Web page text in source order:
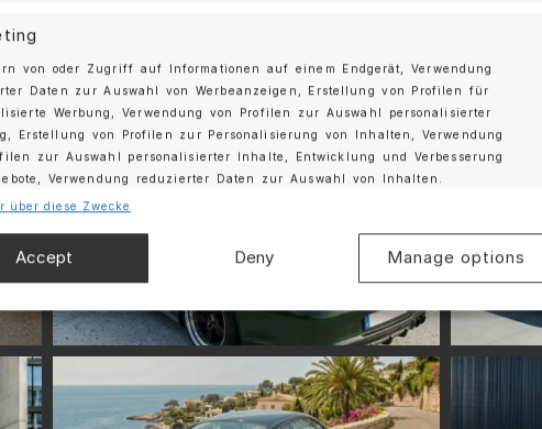
von oder Zugriff auf Informationen auf einem Endgerät, Verwendung
Daten zur Auswahl von Werbeanzeigen, Erstellung von Profilen für
Werbung, Verwendung von Profilen zur Auswahl personalisierter
Erstellung von Profilen zur Personalisierung von Inhalten, Verwendung
zur Auswahl personalisierter Inhalte, Entwicklung und Verbesserung
Verwendung reduzierter Daten zur Auswahl von Inhalten.
Immer aktiv
und Kombination von Daten aus unterschiedlichen
Verknüpfung verschiedener Endgeräte, Identifikation von
anhand automatisch übermittelter Informationen.
genauer Standortdaten, Geräte anhand von aktiv
Informationen identifizieren.
über diese Zwecke
Accept Deny Manage options